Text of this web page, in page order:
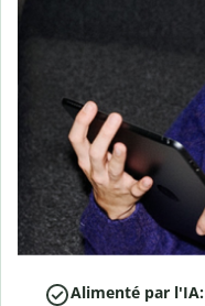
Alimenté par l'IA: